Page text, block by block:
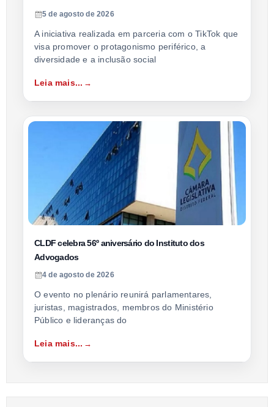
5 de agosto de 2026
A iniciativa realizada em parceria com o TikTok que
visa promover o protagonismo periférico, a
diversidade e a inclusão social
Leia mais...
CLDF celebra 56º aniversário do Instituto dos
Advogados
4 de agosto de 2026
O evento no plenário reunirá parlamentares,
juristas, magistrados, membros do Ministério
Público e lideranças do
Leia mais...